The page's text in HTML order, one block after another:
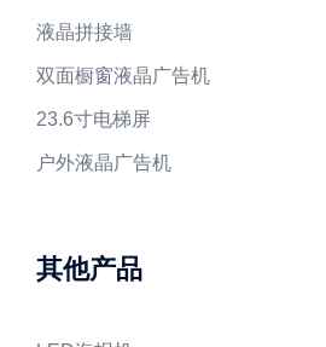
液晶拼接墙
双面橱窗液晶广告机
23.6寸电梯屏
户外液晶广告机
其他产品